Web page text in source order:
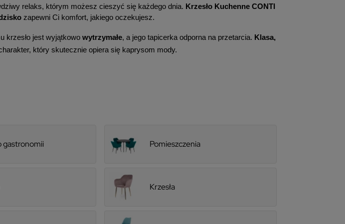
relaks, którym możesz cieszyć się każdego dnia. Krzesło Kuchenne CONTI
zapewni Ci komfort, jakiego oczekujesz.
krzesło jest wyjątkowo wytrzymałe, a jego tapicerka odporna na przetarcia. Klasa,
który skutecznie opiera się kaprysom mody.
gastronomii Pomieszczenia
Krzesła